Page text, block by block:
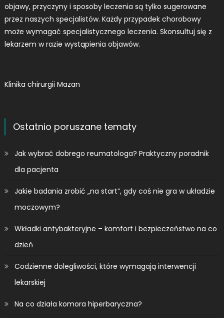
objawy, przyczyny i sposoby leczenia są tylko sugerowane
przez naszych specjalistów. Każdy przypadek chorobowy
może wymagać specjalistycznego leczenia. Skonsultuj się z
lekarzem w razie wystąpienia objawów.
Klinika chirurgii Mazan
Ostatnio poruszane tematy
Jak wybrać dobrego reumatologa? Praktyczny poradnik
dla pacjenta
Jakie badania zrobić „na start”, gdy coś nie gra w układzie
moczowym?
Wkładki antybakteryjne – komfort i bezpieczeństwo na co
dzień
Codzienne dolegliwości, które wymagają interwencji
lekarskiej
Na co działa komora hiperbaryczna?